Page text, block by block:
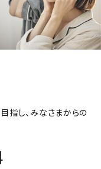
指し、みなさまからの